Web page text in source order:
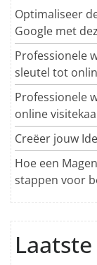
Optimaliseer
Google met
Professionele
sleutel tot
Professionele
online
Creëer jouw
Hoe een
stappen voor